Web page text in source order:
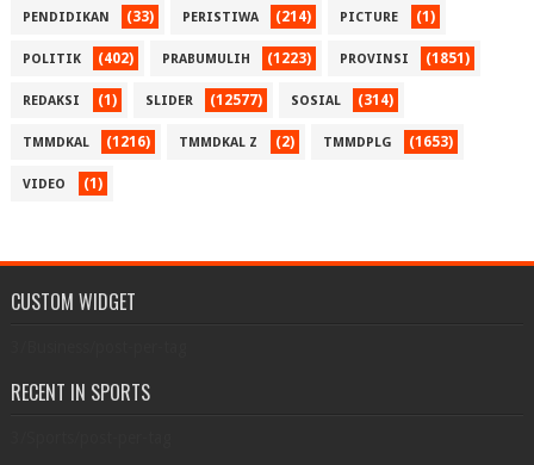
PENDIDIKAN (33) PERISTIWA (214) PICTURE (1)
POLITIK (402) PRABUMULIH (1223) PROVINSI (1851)
REDAKSI (1) SLIDER (12577) SOSIAL (314)
TMMDKAL (1216) TMMDKAL Z (2) TMMDPLG (1653)
VIDEO (1)
CUSTOM WIDGET
RECENT IN SPORTS